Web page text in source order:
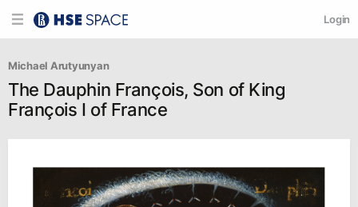
Login
Michael Arutyunyan
The Dauphin François, Son of King
François I of France